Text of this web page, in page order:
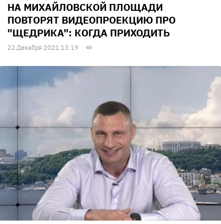
НА МИХАЙЛОВСКОЙ ПЛОЩАДИ
ПОВТОРЯТ ВИДЕОПРОЕКЦИЮ ПРО
"ЩЕДРИКА": КОГДА ПРИХОДИТЬ
22 Декабря 2021 13:19